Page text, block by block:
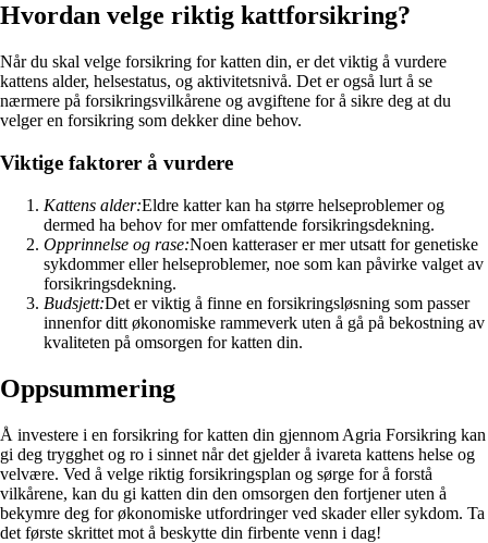
Hvordan velge riktig kattforsikring?
Når du skal velge forsikring for katten din, er det viktig å vurdere
kattens alder, helsestatus, og aktivitetsnivå. Det er også lurt å se
nærmere på forsikringsvilkårene og avgiftene for å sikre deg at du
velger en forsikring som dekker dine behov.
Viktige faktorer å vurdere
Kattens alder:Eldre katter kan ha større helseproblemer og
dermed ha behov for mer omfattende forsikringsdekning.
Opprinnelse og rase:Noen katteraser er mer utsatt for genetiske
sykdommer eller helseproblemer, noe som kan påvirke valget av
forsikringsdekning.
Budsjett:Det er viktig å finne en forsikringsløsning som passer
innenfor ditt økonomiske rammeverk uten å gå på bekostning av
kvaliteten på omsorgen for katten din.
Oppsummering
Å investere i en forsikring for katten din gjennom Agria Forsikring kan
gi deg trygghet og ro i sinnet når det gjelder å ivareta kattens helse og
velvære. Ved å velge riktig forsikringsplan og sørge for å forstå
vilkårene, kan du gi katten din den omsorgen den fortjener uten å
bekymre deg for økonomiske utfordringer ved skader eller sykdom. Ta
det første skrittet mot å beskytte din firbente venn i dag!